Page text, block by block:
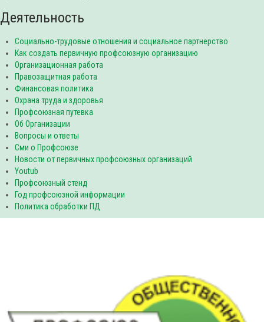
Деятельность
Социально-трудовые отношения и социальное партнерство
Как создать первичную профсоюзную организацию
Организационная работа
Правозащитная работа
Финансовая политика
Охрана труда и здоровья
Профсоюзная путевка
Об Организации
Вопросы и ответы
Сми о Профсоюзе
Новости от первичных профсоюзных организаций
Youtub
Профсоюзный стенд
Год профсоюзной информации
Политика обработки ПД